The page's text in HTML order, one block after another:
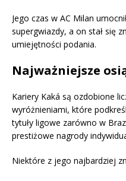
Jego czas w AC Milan
supergwiazdy, a on stał się
umiejętności podania.
Najważniejsze
Kariery Kaká są ozdobione
wyróżnieniami, które
tytuły ligowe zarówno w
prestiżowe nagrody
Niektóre z jego najbardziej